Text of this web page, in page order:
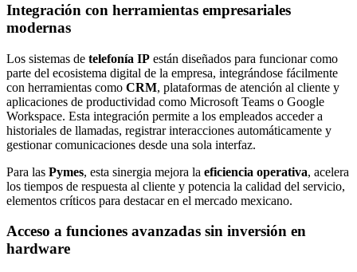
Integración con herramientas empresariales
modernas
Los sistemas de telefonía IP están diseñados para funcionar como
parte del ecosistema digital de la empresa, integrándose fácilmente
con herramientas como CRM, plataformas de atención al cliente y
aplicaciones de productividad como Microsoft Teams o Google
Workspace. Esta integración permite a los empleados acceder a
historiales de llamadas, registrar interacciones automáticamente y
gestionar comunicaciones desde una sola interfaz.
Para las Pymes, esta sinergia mejora la eficiencia operativa, acelera
los tiempos de respuesta al cliente y potencia la calidad del servicio,
elementos críticos para destacar en el mercado mexicano.
Acceso a funciones avanzadas sin inversión en
hardware